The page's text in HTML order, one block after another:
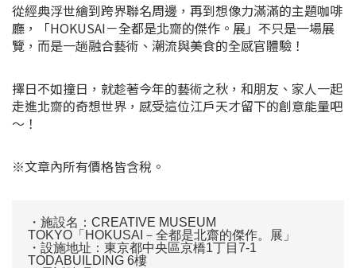
從經典浮世繪到跨界聯名周邊，再到想像力滿滿的主題咖啡
廳，「HOKUSAI－全都是北齋的傑作。展」不只是一場展
覽，而是一趟融合藝術、潮流與美食的全感官體驗！
擇日不如撞日，就趁著今年的藝術之秋，和朋友、家人一起
走進北齋的奇想世界，感受這位江戶天才留下的創意能量吧
～！
※文章內所有價格皆含稅。
・施設名：CREATIVE MUSEUM
TOKYO「HOKUSAI－全都是北齋的傑作。展」
・設施地址：東京都中央區京橋1丁目7-1
TODABUILDING 6樓